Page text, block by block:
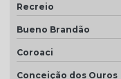
Recreio
Bueno Brandão
Coroaci
Conceição dos Ouros